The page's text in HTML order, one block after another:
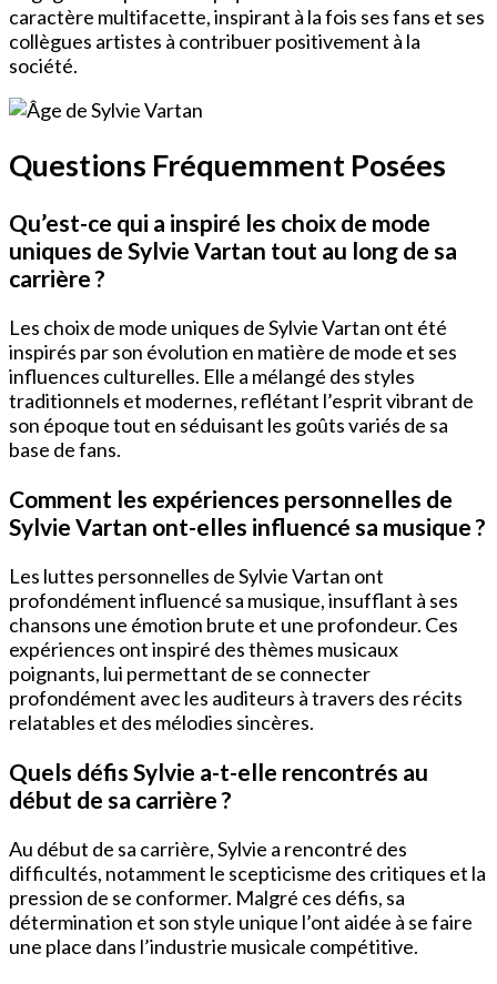
caractère multifacette, inspirant à la fois ses fans et ses
collègues artistes à contribuer positivement à la
société.
Questions Fréquemment Posées
Qu’est-ce qui a inspiré les choix de mode
uniques de Sylvie Vartan tout au long de sa
carrière ?
Les choix de mode uniques de Sylvie Vartan ont été
inspirés par son évolution en matière de mode et ses
influences culturelles. Elle a mélangé des styles
traditionnels et modernes, reflétant l’esprit vibrant de
son époque tout en séduisant les goûts variés de sa
base de fans.
Comment les expériences personnelles de
Sylvie Vartan ont-elles influencé sa musique ?
Les luttes personnelles de Sylvie Vartan ont
profondément influencé sa musique, insufflant à ses
chansons une émotion brute et une profondeur. Ces
expériences ont inspiré des thèmes musicaux
poignants, lui permettant de se connecter
profondément avec les auditeurs à travers des récits
relatables et des mélodies sincères.
Quels défis Sylvie a-t-elle rencontrés au
début de sa carrière ?
Au début de sa carrière, Sylvie a rencontré des
difficultés, notamment le scepticisme des critiques et la
pression de se conformer. Malgré ces défis, sa
détermination et son style unique l’ont aidée à se faire
une place dans l’industrie musicale compétitive.